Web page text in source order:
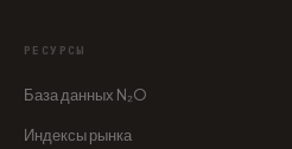
РЕСУРСЫ
База данных N₂O
Индексы рынка